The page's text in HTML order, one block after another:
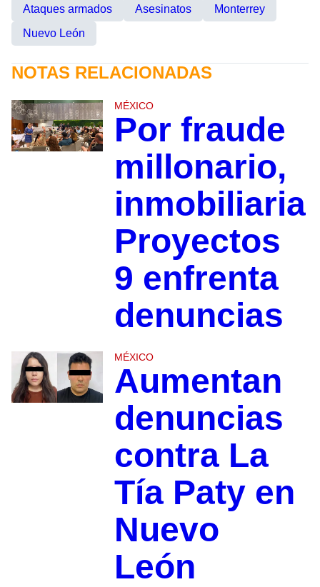
Ataques armados Asesinatos
Monterrey
Nuevo León
NOTAS RELACIONADAS
MÉXICO
Por fraude
millonario,
inmobiliaria
Proyectos
9 enfrenta
denuncias
MÉXICO
Aumentan
denuncias
contra La
Tía Paty en
Nuevo
León